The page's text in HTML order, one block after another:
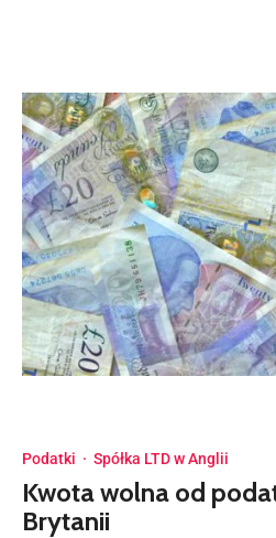
Podatki · Spółka LTD w Anglii
Kwota wolna od
Brytanii